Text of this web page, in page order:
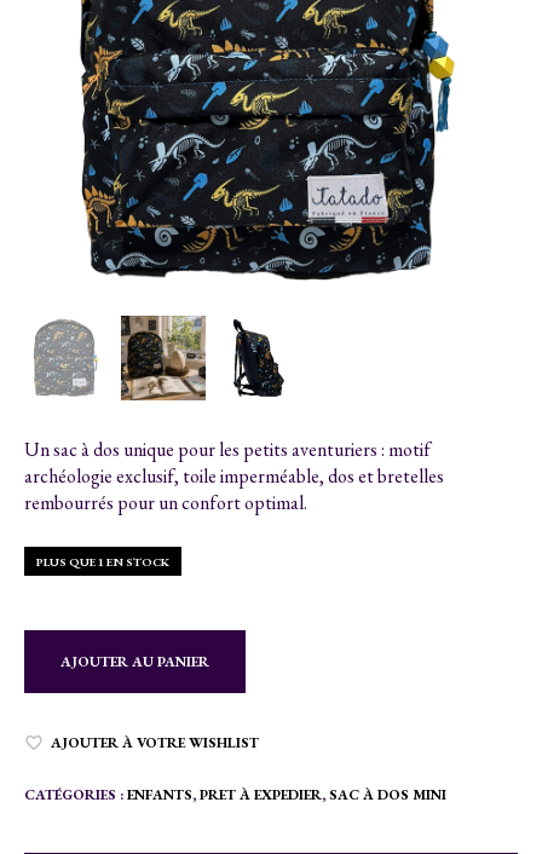
Un sac à dos unique pour les petits aventuriers : motif
archéologie exclusif, toile imperméable, dos et bretelles
rembourrés pour un confort optimal.
PLUS QUE 1 EN STOCK
AJOUTER AU PANIER
AJOUTER À VOTRE WISHLIST
CATÉGORIES :ENFANTS,PRET À EXPEDIER,SAC À DOS MINI